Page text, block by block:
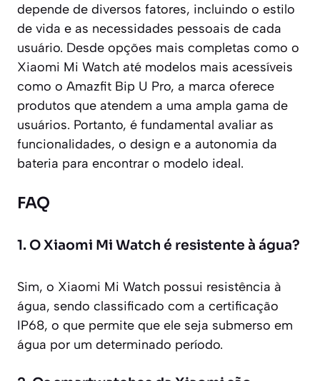
depende de diversos fatores, incluindo o estilo
de vida e as necessidades pessoais de cada
usuário. Desde opções mais completas como o
Xiaomi Mi Watch até modelos mais acessíveis
como o Amazfit Bip U Pro, a marca oferece
produtos que atendem a uma ampla gama de
usuários. Portanto, é fundamental avaliar as
funcionalidades, o design e a autonomia da
bateria para encontrar o modelo ideal.
FAQ
1. O Xiaomi Mi Watch é resistente à água?
Sim, o Xiaomi Mi Watch possui resistência à
água, sendo classificado com a certificação
IP68, o que permite que ele seja submerso em
água por um determinado período.